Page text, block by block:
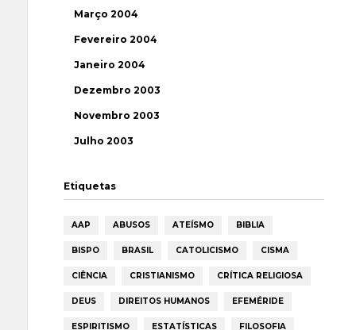
Março 2004
Fevereiro 2004
Janeiro 2004
Dezembro 2003
Novembro 2003
Julho 2003
Etiquetas
AAP ABUSOS ATEÍSMO BIBLIA
BISPO BRASIL CATOLICISMO CISMA
CIÊNCIA CRISTIANISMO CRÍTICA RELIGIOSA
DEUS DIREITOS HUMANOS EFEMÉRIDE
ESPIRITISMO ESTATÍSTICAS FILOSOFIA